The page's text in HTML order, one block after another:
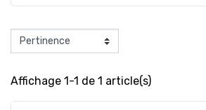
Affichage 1-1 de 1 article(s)